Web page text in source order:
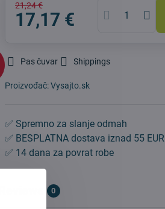
21,24 €
17,17 €
Pas čuvar Shippings
Proizvođač:Vysajto.sk
✅ Spremno za slanje odmah
✅ BESPLATNA dostava iznad 55 EUR
✅ 14 dana za povrat robe
0